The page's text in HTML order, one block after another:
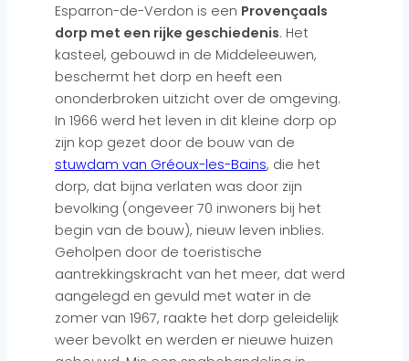
Esparron-de-Verdon is een Provençaals
dorp met een rijke geschiedenis. Het
kasteel, gebouwd in de Middeleeuwen,
beschermt het dorp en heeft een
ononderbroken uitzicht over de omgeving.
In 1966 werd het leven in dit kleine dorp op
zijn kop gezet door de bouw van de
stuwdam van Gréoux-les-Bains, die het
dorp, dat bijna verlaten was door zijn
bevolking (ongeveer 70 inwoners bij het
begin van de bouw), nieuw leven inblies.
Geholpen door de toeristische
aantrekkingskracht van het meer, dat werd
aangelegd en gevuld met water in de
zomer van 1967, raakte het dorp geleidelijk
weer bevolkt en werden er nieuwe huizen